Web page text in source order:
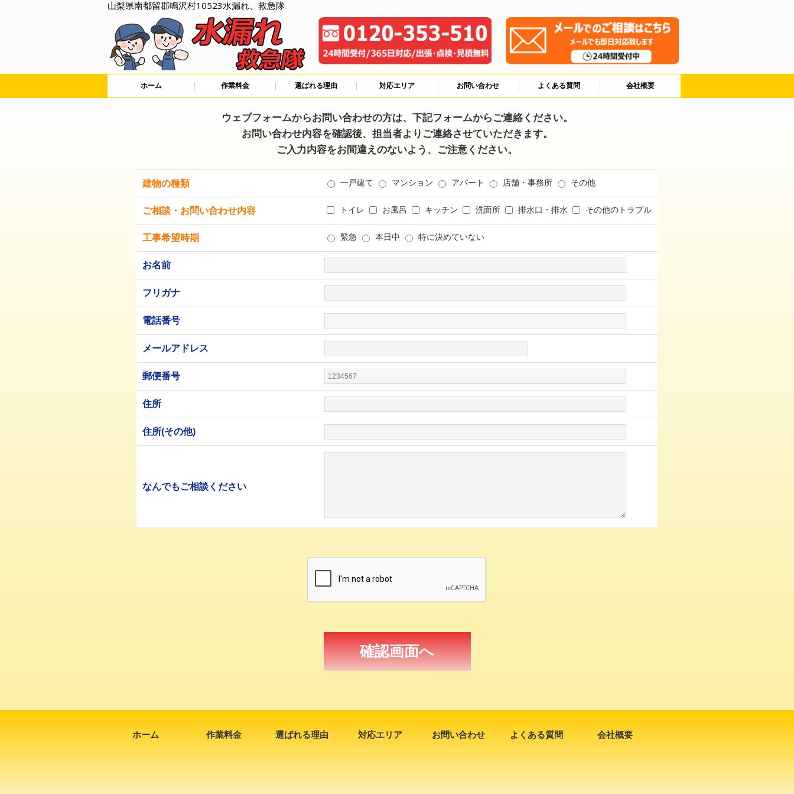
山梨県南都留郡鳴沢村10523水漏れ、救急隊
ホーム 作業料金 選ばれる理由 対応エリア お問い合わせ よくある質問 会社概要
ウェブフォームからお問い合わせの方は、下記フォームからご連絡ください。
お問い合わせ内容を確認後、担当者よりご連絡させていただきます。
ご入力内容をお間違えのないよう、ご注意ください。
建物の種類 一戸建て マンション アパート 店舗・事務所 その他
ご相談・お問い合わせ内容 トイレ お風呂 キッチン 洗面所 排水口・排水 その他のトラブル
工事希望時期 緊急 本日中 特に決めていない
お名前
フリガナ
電話番号
メールアドレス
郵便番号
住所
住所(その他)
なんでもご相談ください
ホーム 作業料金 選ばれる理由 対応エリア お問い合わせ よくある質問 会社概要